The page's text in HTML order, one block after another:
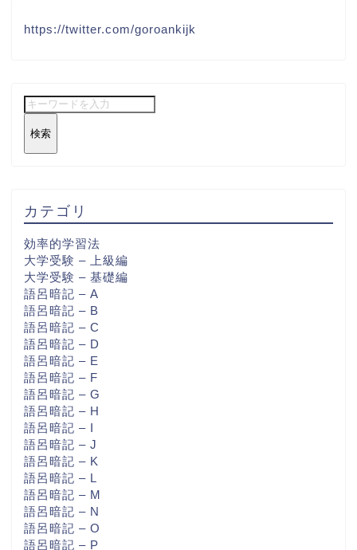
https://twitter.com/goroankijk
検索
カテゴリ
効率的学習法
大学受験 – 上級編
大学受験 – 基礎編
語呂暗記 – A
語呂暗記 – B
語呂暗記 – C
語呂暗記 – D
語呂暗記 – E
語呂暗記 – F
語呂暗記 – G
語呂暗記 – H
語呂暗記 – I
語呂暗記 – J
語呂暗記 – K
語呂暗記 – L
語呂暗記 – M
語呂暗記 – N
語呂暗記 – O
語呂暗記 – P